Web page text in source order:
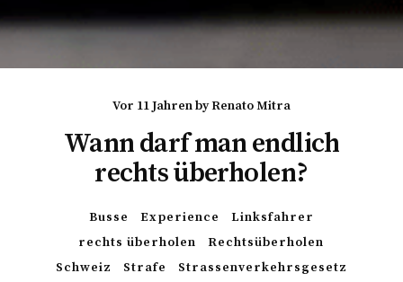
vor 11 JahrenbyRenato Mitra
Wann darf man endlich
rechts überholen?
Busse Experience
Linksfahrer
rechts überholen
Rechtsüberholen
Schweiz
Strafe
Strassenverkehrsgesetz